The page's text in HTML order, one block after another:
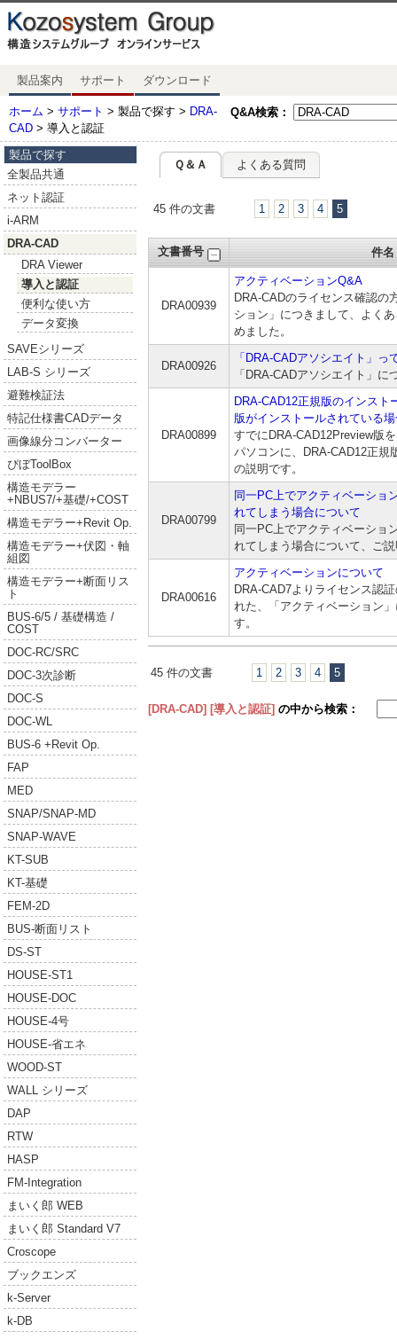
製品案内 サポート ダウンロード
Q&A検索：
ホーム > サポート > 製品で探す > DRA-
CAD > 導入と認証
製品で探す
全製品共通
ネット認証
i-ARM
DRA-CAD
DRA Viewer
導入と認証
便利な使い方
データ変換
SAVEシリーズ
LAB-S シリーズ
避難検証法
特記仕様書CADデータ
画像線分コンバーター
ぴぼToolBox
構造モデラー
+NBUS7/+基礎/+COST
構造モデラー+Revit Op.
構造モデラー+伏図・軸
組図
構造モデラー+断面リス
ト
BUS-6/5 / 基礎構造 /
COST
DOC-RC/SRC
DOC-3次診断
DOC-S
DOC-WL
BUS-6 +Revit Op.
FAP
MED
SNAP/SNAP-MD
SNAP-WAVE
KT-SUB
KT-基礎
FEM-2D
BUS-断面リスト
DS-ST
HOUSE-ST1
HOUSE-DOC
HOUSE-4号
HOUSE-省エネ
WOOD-ST
WALL シリーズ
DAP
RTW
HASP
FM-Integration
まいく郎 WEB
まいく郎 Standard V7
Croscope
ブックエンズ
k-Server
k-DB
Ｑ＆Ａ よくある質問
45 件の文書 1 2 3 4 5
文書番号 件名
DRA00939
アクティベーションQ&A
DRA-CADのライセンス確認の
ション」につきまして、よく
めました。
DRA00926
「DRA-CADアソシエイト」っ
「DRA-CADアソシエイト」に
DRA00899
DRA-CAD12正規版のインスト
版がインストールされている
すでにDRA-CAD12Preview版
パソコンに、DRA-CAD12正規
の説明です。
DRA00799
同一PC上でアクティベーショ
れてしまう場合について
同一PC上でアクティベーショ
れてしまう場合について、ご
DRA00616
アクティベーションについて
DRA-CAD7よりライセンス認
れた、「アクティベーション
す。
45 件の文書 1 2 3 4 5
[DRA-CAD] [導入と認証] の中から検索：